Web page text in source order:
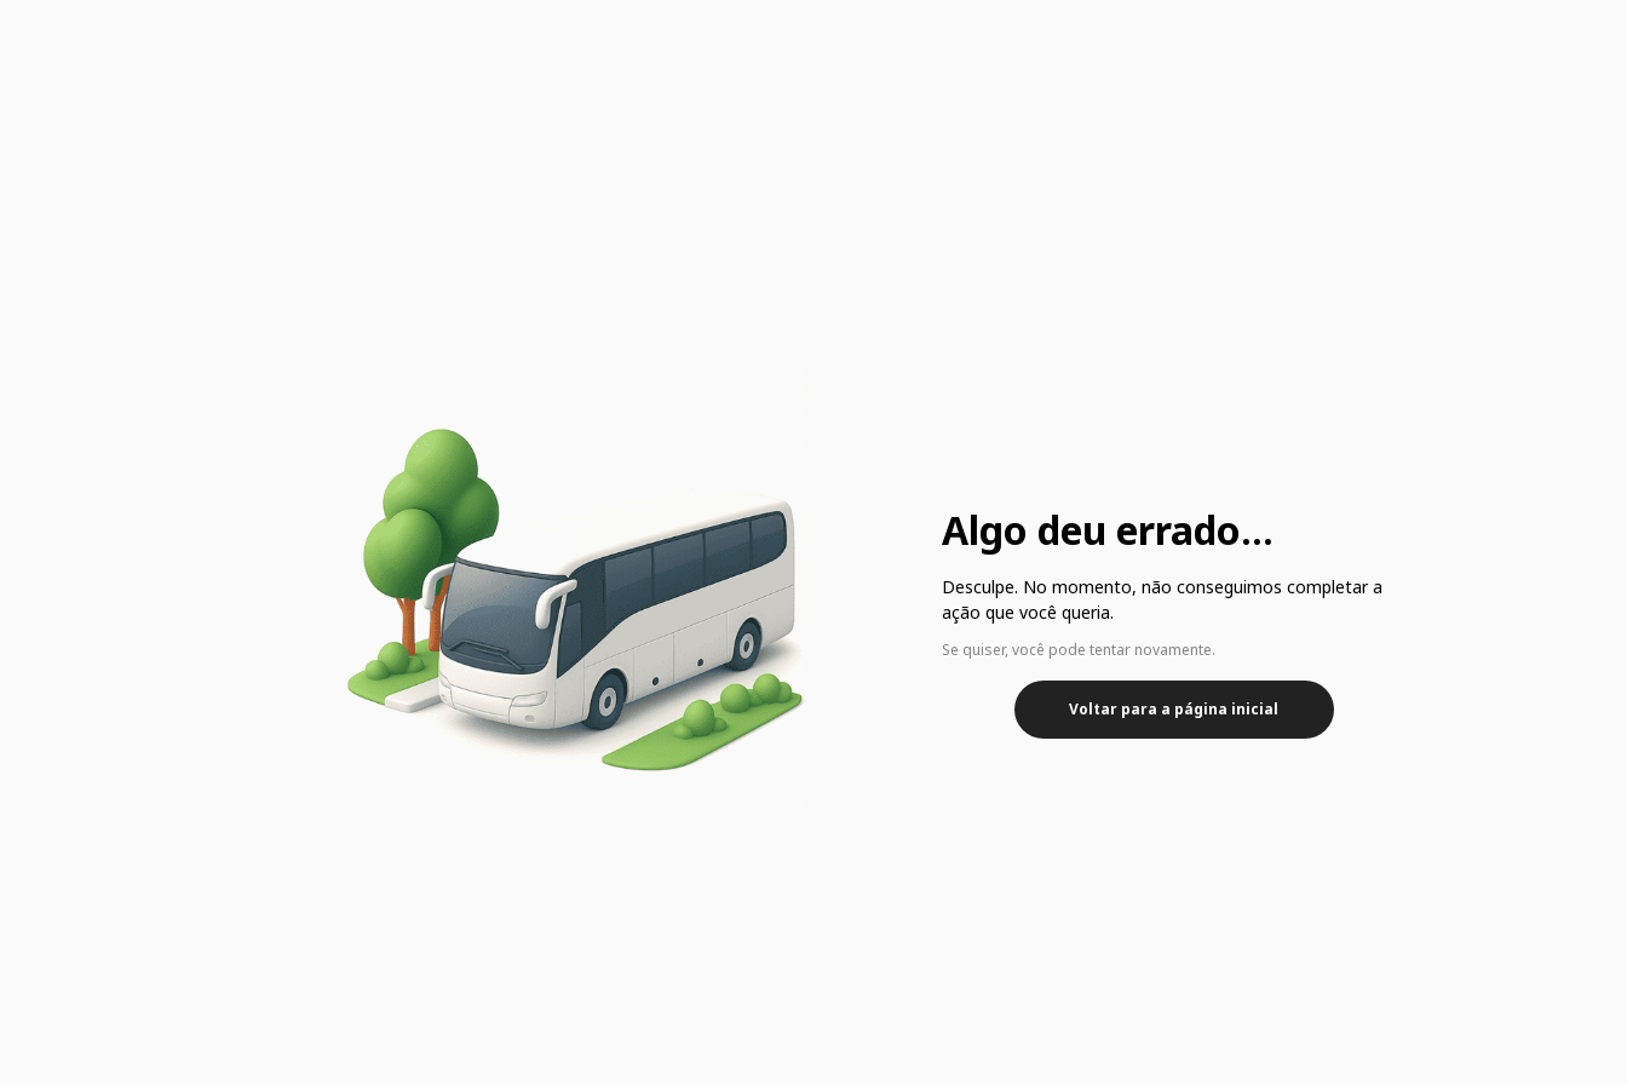
Algo deu errado...
Desculpe. No momento, não conseguimos completar a
ação que você queria.
Se quiser, você pode tentar novamente.
Voltar para a página inicial